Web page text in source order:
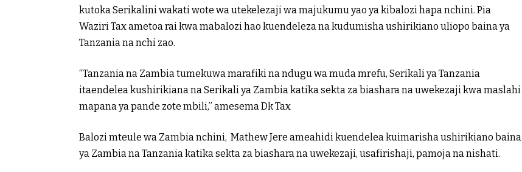
kutoka Serikalini wakati wote wa utekelezaji wa majukumu yao ya kibalozi hapa nchini. Pia
Waziri Tax ametoa rai kwa mabalozi hao kuendeleza na kudumisha ushirikiano uliopo baina ya
Tanzania na nchi zao.
“Tanzania na Zambia tumekuwa marafiki na ndugu wa muda mrefu, Serikali ya Tanzania
itaendelea kushirikiana na Serikali ya Zambia katika sekta za biashara na uwekezaji kwa maslahi
mapana ya pande zote mbili,” amesema Dk Tax
Balozi mteule wa Zambia nchini, Mathew Jere ameahidi kuendelea kuimarisha ushirikiano baina
ya Zambia na Tanzania katika sekta za biashara na uwekezaji, usafirishaji, pamoja na nishati.